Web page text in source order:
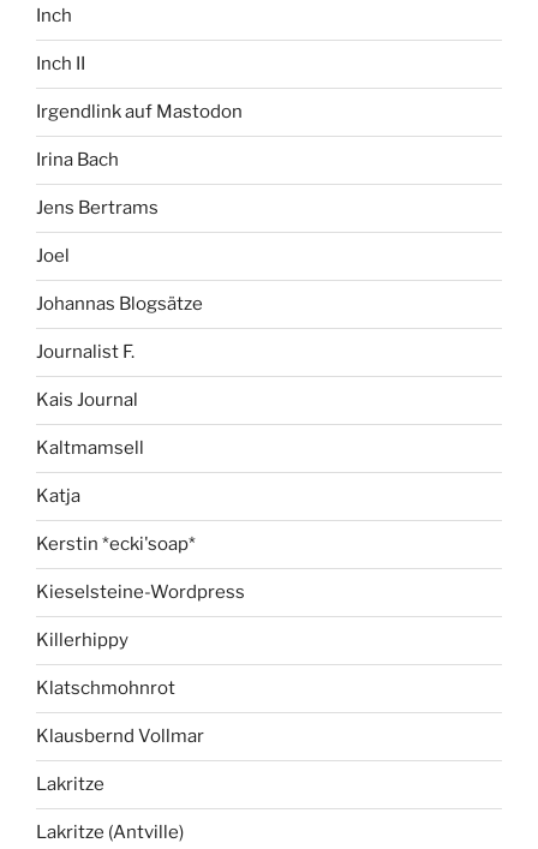
Inch
Inch II
Irgendlink auf Mastodon
Irina Bach
Jens Bertrams
Joel
Johannas Blogsätze
Journalist F.
Kais Journal
Kaltmamsell
Katja
Kerstin *ecki'soap*
Kieselsteine-Wordpress
Killerhippy
Klatschmohnrot
Klausbernd Vollmar
Lakritze
Lakritze (Antville)